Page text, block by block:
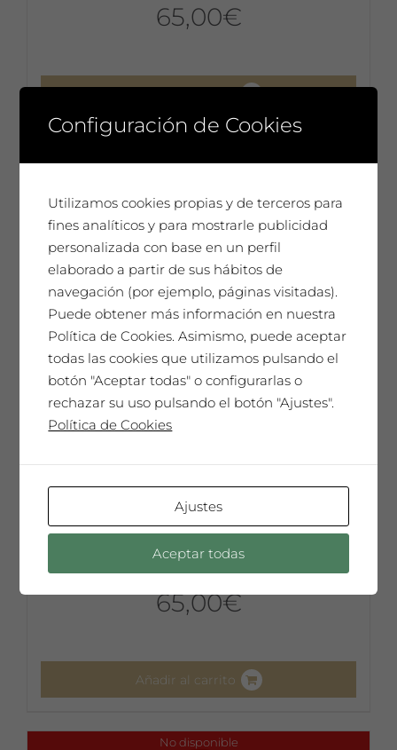
65,00€
Carlos Pazos
65,00€
Añadir al carrito
No disponible
Configuración de Cookies
Utilizamos cookies propias y de terceros para
fines analíticos y para mostrarle publicidad
personalizada con base en un perfil
elaborado a partir de sus hábitos de
navegación (por ejemplo, páginas visitadas).
Puede obtener más información en nuestra
Política de Cookies. Asimismo, puede aceptar
todas las cookies que utilizamos pulsando el
botón "Aceptar todas" o configurarlas o
rechazar su uso pulsando el botón "Ajustes".
Política de Cookies
Ajustes
Aceptar todas